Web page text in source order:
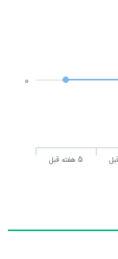
5 هفته قبل
0